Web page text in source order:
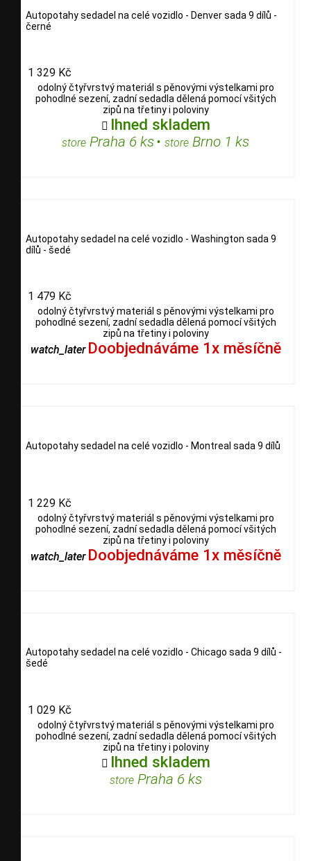
Autopotahy sedadel na celé vozidlo - Denver sada 9 dílů -
černé
1 329 Kč
odolný čtyřvrstvý materiál s pěnovými výstelkami pro
pohodlné sezení, zadní sedadla dělená pomocí všitých
zipů na třetiny i poloviny
 Ihned skladem
store Praha 6 ks• store Brno 1 ks
Autopotahy sedadel na celé vozidlo - Washington sada 9
dílů - šedé
1 479 Kč
odolný čtyřvrstvý materiál s pěnovými výstelkami pro
pohodlné sezení, zadní sedadla dělená pomocí všitých
zipů na třetiny i poloviny
watch_later Doobjednáváme 1x měsíčně
Autopotahy sedadel na celé vozidlo - Montreal sada 9 dílů
1 229 Kč
odolný čtyřvrstvý materiál s pěnovými výstelkami pro
pohodlné sezení, zadní sedadla dělená pomocí všitých
zipů na třetiny i poloviny
watch_later Doobjednáváme 1x měsíčně
Autopotahy sedadel na celé vozidlo - Chicago sada 9 dílů -
šedé
1 029 Kč
odolný čtyřvrstvý materiál s pěnovými výstelkami pro
pohodlné sezení, zadní sedadla dělená pomocí všitých
zipů na třetiny i poloviny
 Ihned skladem
storePraha 6 ks